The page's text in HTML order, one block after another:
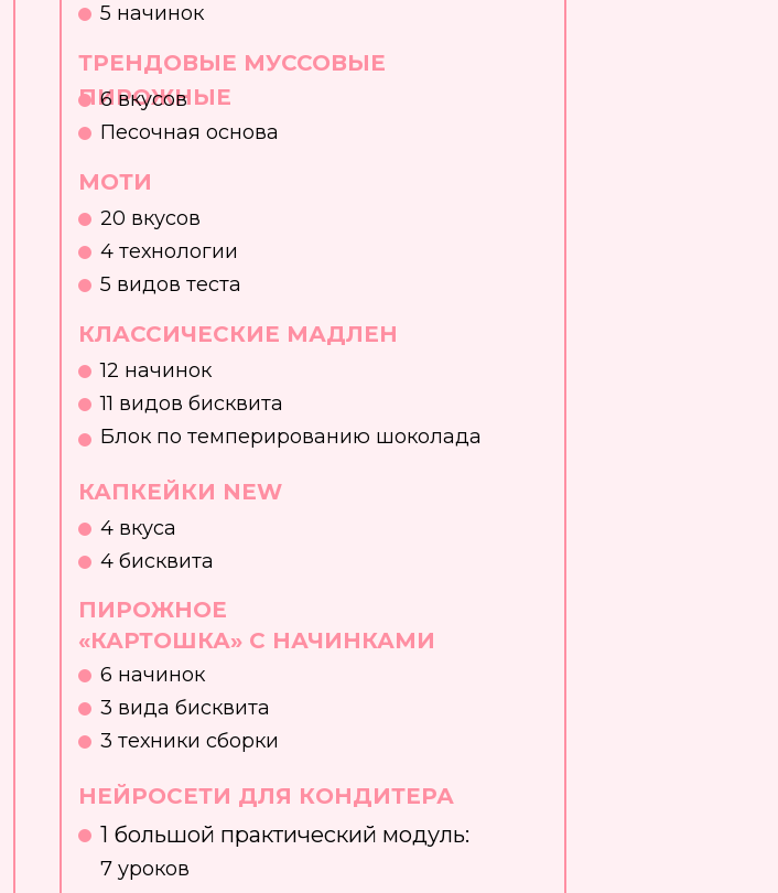
МОТИ
20 вкусов
НЕЙРОСЕТИ ДЛЯ КОНДИТЕРА
1 большой практический модуль:
7 уроков
4 технологии
5 видов теста
КЛАССИЧЕСКИЕ МАДЛЕН
Блок по темперированию шоколада
12 начинок
11 видов бисквита
КАПКЕЙКИ NEW
4 вкуса
4 бисквита
ПИРОЖНОЕ
«КАРТОШКА» С НАЧИНКАМИ
6 начинок
3 вида бисквита
3 техники сборки
5 начинок
ТРЕНДОВЫЕ МУССОВЫЕ
ПИРОЖНЫЕ
6 вкусов
Песочная основа